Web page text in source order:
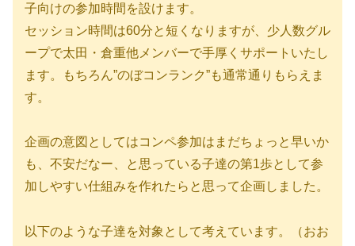
子向けの参加時間を設けます。
セッション時間は60分と短くなりますが、少人数グル
ープで太田・倉重他メンバーで手厚くサポートいたし
ます。もちろん”のぼコンランク”も通常通りもらえま
す。
企画の意図としてはコンペ参加はまだちょっと早いか
も、不安だなー、と思っている子達の第1歩として参
加しやすい仕組みを作れたらと思って企画しました。
以下のような子達を対象として考えています。（おお